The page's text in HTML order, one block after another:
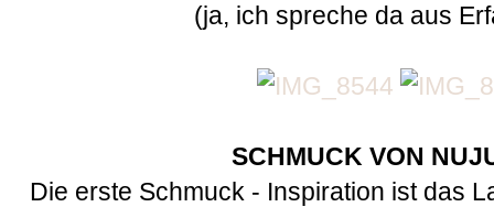
(ja, ich spreche da aus
SCHMUCK VON
Die erste Schmuck - Inspiration ist das